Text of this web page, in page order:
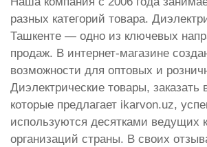
разных категорий товара.
Ташкенте — одно из ключевых
продаж. В интернет-магазине
возможности для оптовых и
Диэлектрические товары, заказать
которые предлагает ikarvon.uz,
используются десятками ведущих
организаций страны. В своих